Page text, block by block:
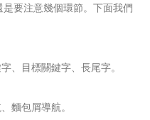
要注意幾個環節。下面我們
、目標關鍵字、長尾字。
麵包屑導航。